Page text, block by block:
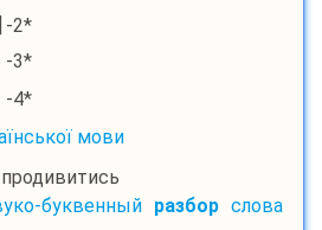
-2*
-3*
-4*
мови
буквенный разбор слова